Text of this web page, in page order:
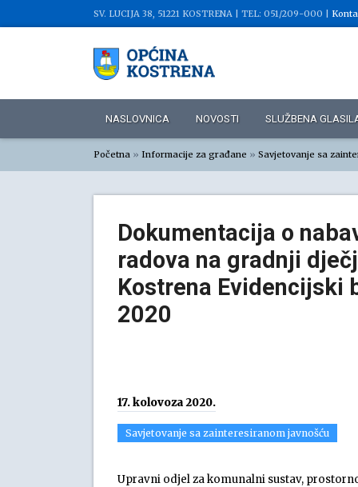
SV. LUCIJA 38, 51221 KOSTRENA | TEL: 051/209-000 |
NASLOVNICA NOVOSTI SLUŽBENA
Početna » Informacije za građane » Savjetovanje sa
Dokumentacija o
radova na gradnji
Kostrena Evidencijski
2020
17. kolovoza 2020.
Savjetovanje sa zainteresiranom javnošću
Upravni odjel za komunalni sustav,